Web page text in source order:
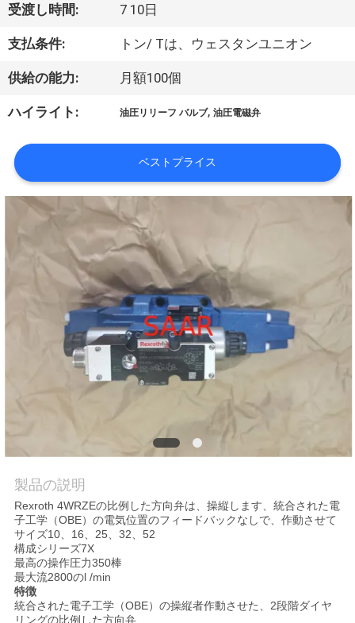
行
品
質
理
達
に
連
な
い
引
用
を
受渡し時間: 7 10日
支払条件: トン/ Tは、ウェスタンユニオン
供給の能力: 月額100個
ハイライト: 油圧リリーフ バルブ,油圧電磁弁
ベストプライス
製品の説明
Rexroth 4WRZEの比例した方向弁は、操縦します、統合された電
子工学（OBE）の電気位置のフィードバックなしで、作動させて
サイズ10、16、25、32、52
構成シリーズ7X
最高の操作圧力350棒
最大流2800のl /min
特徴
統合された電子工学（OBE）の操縦者作動させた、2段階ダイヤ
リングの比例した方向弁